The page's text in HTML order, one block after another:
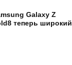
Galaxy Z
теперь широкий